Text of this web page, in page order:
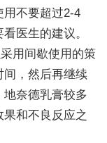
用不要超过2-4
医生的建议。
用间歇使用的策
间，然后再继续
奈德乳膏较多
和不良反应之